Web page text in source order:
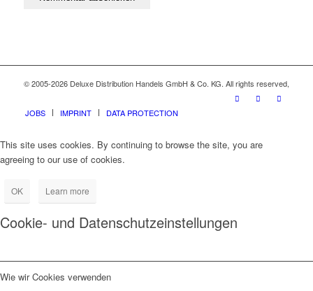
© 2005-2026 Deluxe Distribution Handels GmbH & Co. KG. All rights reserved,
JOBS IMPRINT DATA PROTECTION
This site uses cookies. By continuing to browse the site, you are
agreeing to our use of cookies.
OK Learn more
Cookie- und Datenschutzeinstellungen
Wie wir Cookies verwenden